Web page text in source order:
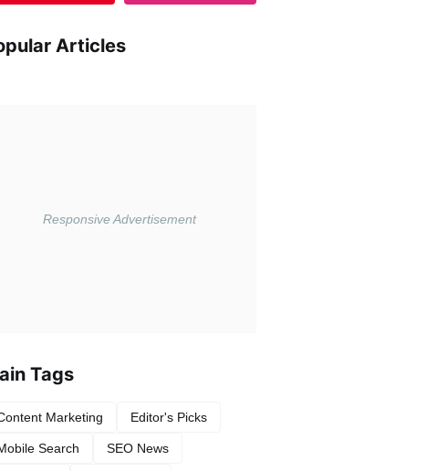
Articles
Tags
Marketing Editor's Picks
Search SEO News